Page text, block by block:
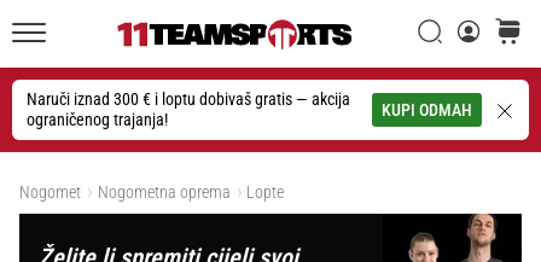
Naruči iznad 300 € i loptu dobivaš gratis — akcija
ograničenog trajanja!
KUPI ODMAH
Traži
Traži
•
GNK
Dinamo
i
11teamsports
potpisali
dvogodišnju
Nogomet Nogometna oprema Lopte
Filtr